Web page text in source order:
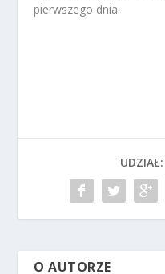
pierwszego dnia.
UDZIAŁ:
O AUTORZE